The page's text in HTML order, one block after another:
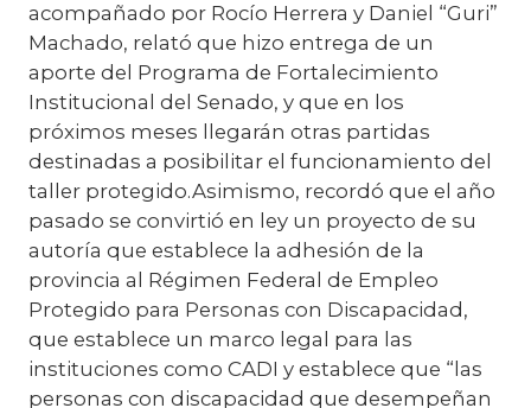
acompañado por Rocío Herrera y Daniel “Guri”
Machado, relató que hizo entrega de un
aporte del Programa de Fortalecimiento
Institucional del Senado, y que en los
próximos meses llegarán otras partidas
destinadas a posibilitar el funcionamiento del
taller protegido.Asimismo, recordó que el año
pasado se convirtió en ley un proyecto de su
autoría que establece la adhesión de la
provincia al Régimen Federal de Empleo
Protegido para Personas con Discapacidad,
que establece un marco legal para las
instituciones como CADI y establece que “las
personas con discapacidad que desempeñan